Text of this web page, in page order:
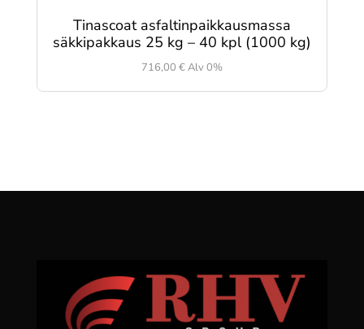
Tinascoat asfaltinpaikkausmassa
säkkipakkaus 25 kg – 40 kpl (1000 kg)
716,00 €Alv 0%